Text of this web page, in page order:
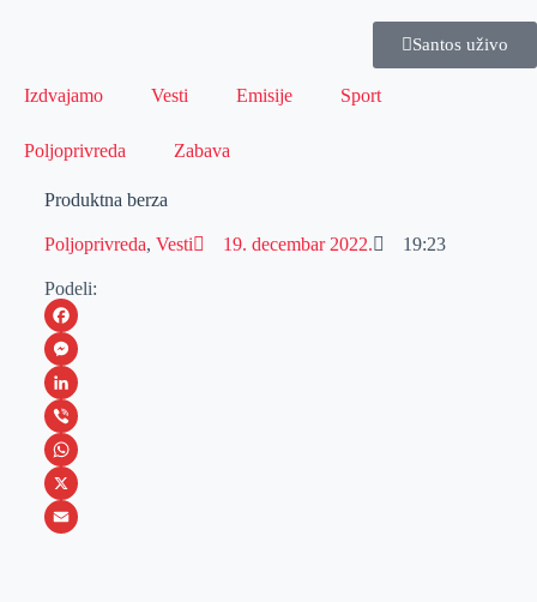
Santos uživo
Izdvajamo Vesti Emisije Sport
Poljoprivreda Zabava
Produktna berza
Poljoprivreda, Vesti 19. decembar 2022. 19:23
Podeli:
F
a
c
e
b
o
M
e
s
s
e
L
i
n
k
V
i
b
W
h
X